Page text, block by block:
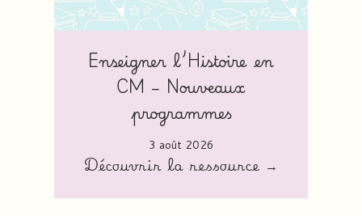
Enseigner l’Histoire en
CM – Nouveaux
programmes
3 août 2026
Découvrir la ressource →